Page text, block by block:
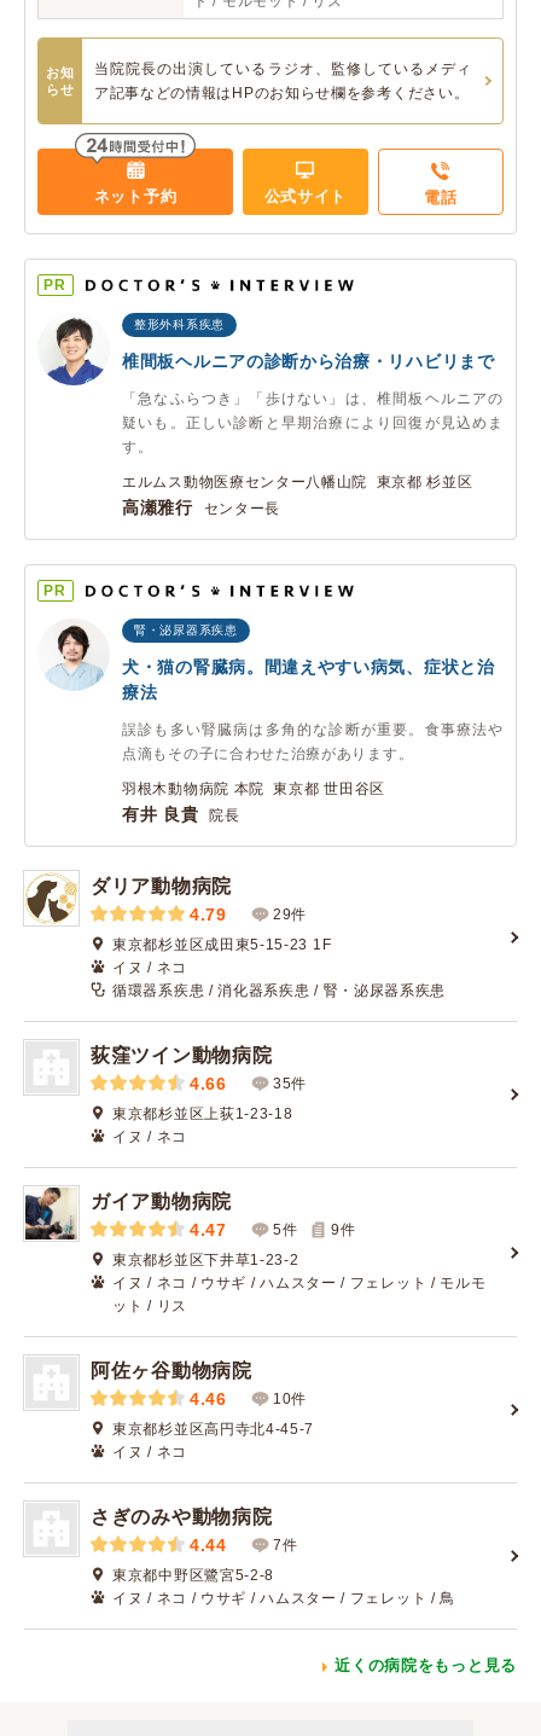
お知
らせ
当院院長の出演しているラジオ、監修しているメディ
ア記事などの情報はHPのお知らせ欄を参考ください。
ネット予約 公式サイト 電話
PR
整形外科系疾患
椎間板ヘルニアの診断から治療・リハビリまで
「急なふらつき」「歩けない」は、椎間板ヘルニアの
疑いも。正しい診断と早期治療により回復が見込めま
す。
エルムス動物医療センター八幡山院 東京都 杉並区
高瀬雅行 センター長
PR
腎・泌尿器系疾患
犬・猫の腎臓病。間違えやすい病気、症状と治
療法
誤診も多い腎臓病は多角的な診断が重要。食事療法や
点滴もその子に合わせた治療があります。
羽根木動物病院 本院 東京都 世田谷区
有井 良貴 院長
ダリア動物病院
4.79
29件
東京都杉並区成田東5-15-23 1F
イヌ / ネコ
循環器系疾患 / 消化器系疾患 / 腎・泌尿器系疾患
荻窪ツイン動物病院
4.66
35件
東京都杉並区上荻1-23-18
イヌ / ネコ
ガイア動物病院
4.47 5件 9件
東京都杉並区下井草1-23-2
イヌ / ネコ / ウサギ / ハムスター / フェレット / モルモ
ット / リス
阿佐ヶ谷動物病院
4.46
10件
東京都杉並区高円寺北4-45-7
イヌ / ネコ
さぎのみや動物病院
4.44
7件
東京都中野区鷺宮5-2-8
イヌ / ネコ / ウサギ / ハムスター / フェレット / 鳥
近くの病院をもっと見る